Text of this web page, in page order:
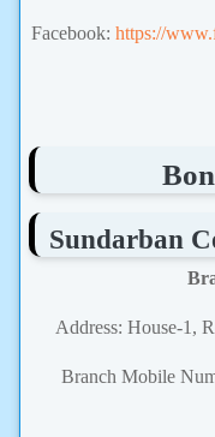
Facebook: https://
Sundarban
Address: House-1,
Branch Mobile